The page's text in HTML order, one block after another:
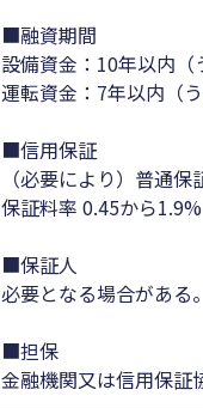
■融資期間
設備資金：10年以内（
運転資金：7年以内（
■信用保証
（必要により）普通保
保証料率 0.45から1.9%
■保証人
必要となる場合がある。
■担保
金融機関又は信用保証